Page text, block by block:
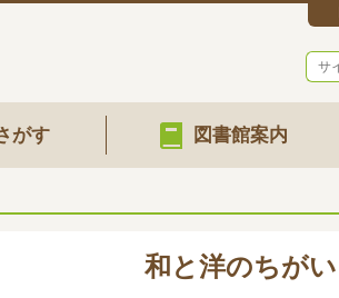
がす 図書館案内
和と洋のちがい